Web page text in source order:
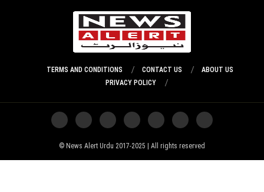
ABOUT US
CONTACT US
TERMS AND CONDITIONS
PRIVACY POLICY
News Alert Urdu 2017-2025 | All rights reserved ©